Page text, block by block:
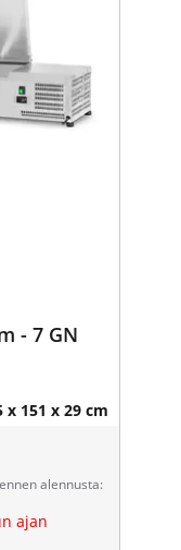
- 7 GN
x 151 x 29 cm
alennusta:
ajan